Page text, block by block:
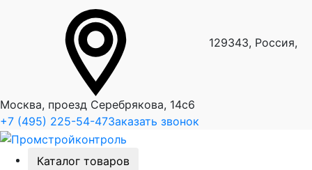
129343, Россия,
Москва, проезд Серебрякова, 14с6
+7 (495) 225-54-47Заказать звонок
Каталог товаров